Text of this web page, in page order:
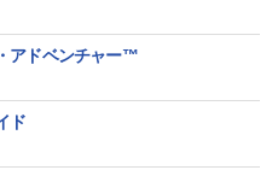
アドベンチャー™
ド